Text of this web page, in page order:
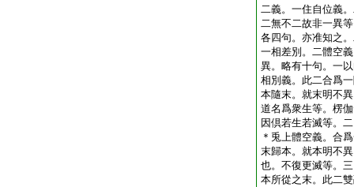
二義。一住自位義
二無不二故非一異
各四句。亦准知之
一相差別。二體空
異。略有十句。一
相別義。此二合爲
本隨末。就末明不
道名爲衆生等。楞
因倶若生若滅等。
＊兎上體空義。合
末歸本。就本明不
也。不復更滅等。
本所從之末。此二